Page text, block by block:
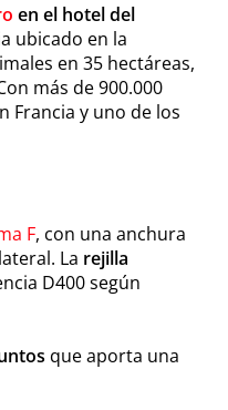
en el hotel del
ubicado en la
en 35 hectáreas,
más de 900.000
Francia y uno de los
F, con una anchura
La rejilla
D400 según
que aporta una